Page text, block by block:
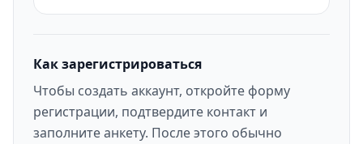
Как зарегистрироваться
Чтобы создать аккаунт, откройте форму
регистрации, подтвердите контакт и
заполните анкету. После этого обычно